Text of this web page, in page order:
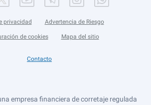
privacidad Advertencia de Riesgo
de cookies Mapa del sitio
Contacto
empresa financiera de corretaje regulada